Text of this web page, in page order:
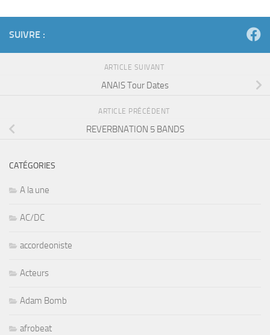
SUIVRE :
ARTICLE SUIVANT
ANAIS Tour Dates
ARTICLE PRÉCÉDENT
REVERBNATION 5 BANDS
CATÉGORIES
A la une
AC/DC
accordeoniste
Acteurs
Adam Bomb
afrobeat